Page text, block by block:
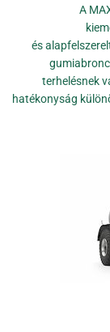
A
és
terhelésnek
hatékonyság